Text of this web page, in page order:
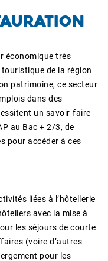
économique très
de la région
patrimoine, ce secteur
dans des
un savoir-faire
au Bac + 2/3, de
pour accéder à ces
liées à l’hôtellerie
avec la mise à
les séjours de courte
(voire d’autres
pour les